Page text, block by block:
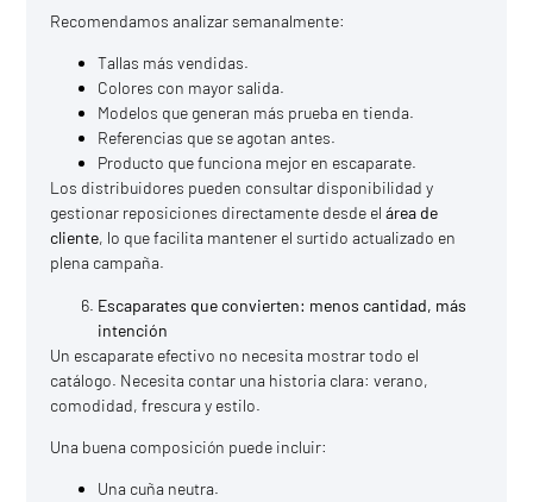
Recomendamos analizar semanalmente:
Tallas más vendidas.
Colores con mayor salida.
Modelos que generan más prueba en tienda.
Referencias que se agotan antes.
Producto que funciona mejor en escaparate.
Los distribuidores pueden consultar disponibilidad y
gestionar reposiciones directamente desde elárea de
cliente, lo que facilita mantener el surtido actualizado en
plena campaña.
Escaparates que convierten: menos cantidad, más
intención
Un escaparate efectivo no necesita mostrar todo el
catálogo. Necesita contar una historia clara: verano,
comodidad, frescura y estilo.
Una buena composición puede incluir:
Una cuña neutra.